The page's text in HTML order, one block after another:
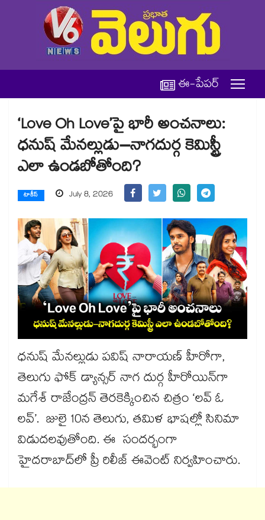
ఈ-పేపర్
‘Love Oh Love’పై భారీ అంచనాలు:
ధనుష్ మేనల్లుడు–నాగదుర్గ కెమిస్ట్రీ
ఎలా ఉండబోతోంది?
టాకీస్ July 8, 2026
ధనుష్‌‌ మేనల్లుడు పవిష్ నారాయణ్‌‌ హీరోగా,
తెలుగు ఫోక్‌‌ డ్యాన్సర్‌‌‌‌ నాగ దుర్గ హీరోయిన్‌‌గా
మగేశ్ రాజేంద్రన్ తెరకెక్కించిన చిత్రం ‘లవ్‌‌ ఓ
లవ్‌‌’. జులై 10న తెలుగు, తమిళ భాషల్లో సినిమా
విడుదలవుతోంది. ఈ సందర్భంగా
హైదరాబాద్‌‌లో ప్రీ రిలీజ్‌‌ ఈవెంట్‌‌ నిర్వహించారు.